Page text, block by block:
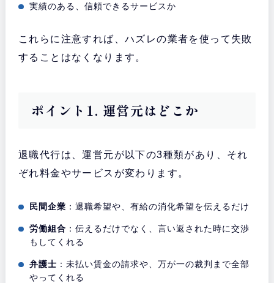
実績のある、信頼できるサービスか
これらに注意すれば、ハズレの業者を使って失敗
することはなくなります。
ポイント1. 運営元はどこか
退職代行は、運営元が以下の3種類があり、それ
ぞれ料金やサービスが変わります。
民間企業 ：退職希望や、有給の消化希望を伝えるだけ
労働組合 ：伝えるだけでなく、言い返された時に交渉
もしてくれる
弁護士 ：未払い賃金の請求や、万が一の裁判まで全部
やってくれる